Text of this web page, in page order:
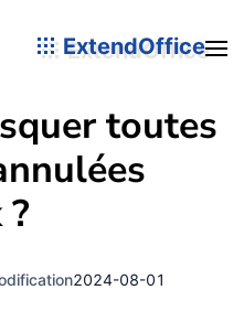
ExtendOffice
toutes
2024-08-01